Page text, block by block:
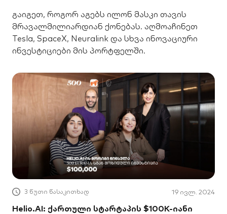
გაიგეთ, როგორ აგებს ილონ მასკი თავის
მრავალმილიარდიან ქონებას. აღმოაჩინეთ
Tesla, SpaceX, Neuralink და სხვა ინოვაციური
ინვესტიციები მის პორტფელში.
3 წუთი წასაკითხად 19 ივლ. 2024
Helio.AI: ქართული სტარტაპის $100K-იანი